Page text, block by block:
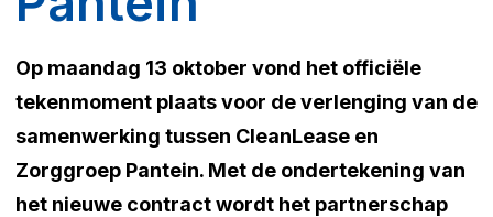
Op maandag 13 oktober vond het officiële
tekenmoment plaats voor de verlenging van de
samenwerking tussen CleanLease en
Zorggroep Pantein. Met de ondertekening van
het nieuwe contract wordt het partnerschap